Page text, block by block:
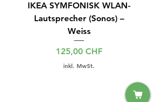
IKEA SYMFONISK WLAN-
Lautsprecher (Sonos) –
Weiss
Preis
125,00 CHF
inkl. MwSt.